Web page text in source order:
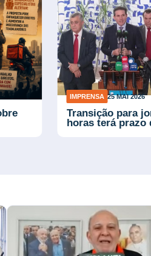
IMPRENSA 25 MAI 2026
Transição para
horas terá prazo